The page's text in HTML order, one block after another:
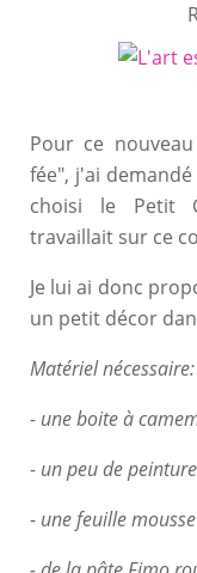
Pour ce
fée", j'ai
choisi le Petit
travaillait sur ce
Je lui ai donc
un petit décor
Matériel nécessaire:
- une boite à
- un peu de peinture
- une feuille